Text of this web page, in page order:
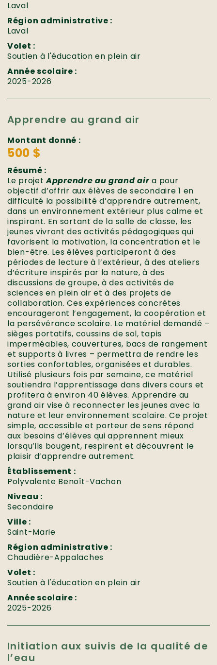
Laval
Région administrative :
Laval
Volet :
Soutien à l'éducation en plein air
Année scolaire :
2025-2026
Apprendre au grand air
Montant donné :
500 $
Résumé :
Le projetApprendre au grand aira pour
objectif d’offrir aux élèves de secondaire 1 en
difficulté la possibilité d’apprendre autrement,
dans un environnement extérieur plus calme et
inspirant. En sortant de la salle de classe, les
jeunes vivront des activités pédagogiques qui
favorisent la motivation, la concentration et le
bien-être. Les élèves participeront à des
périodes de lecture à l’extérieur, à des ateliers
d’écriture inspirés par la nature, à des
discussions de groupe, à des activités de
sciences en plein air et à des projets de
collaboration. Ces expériences concrètes
encourageront l’engagement, la coopération et
la persévérance scolaire. Le matériel demandé –
sièges portatifs, coussins de sol, tapis
imperméables, couvertures, bacs de rangement
et supports à livres – permettra de rendre les
sorties confortables, organisées et durables.
Utilisé plusieurs fois par semaine, ce matériel
soutiendra l’apprentissage dans divers cours et
profitera à environ 40 élèves. Apprendre au
grand air vise à reconnecter les jeunes avec la
nature et leur environnement scolaire. Ce projet
simple, accessible et porteur de sens répond
aux besoins d’élèves qui apprennent mieux
lorsqu’ils bougent, respirent et découvrent le
plaisir d’apprendre autrement.
Établissement :
Polyvalente Benoît-Vachon
Niveau :
Secondaire
Ville :
Saint-Marie
Région administrative :
Chaudière-Appalaches
Volet :
Soutien à l'éducation en plein air
Année scolaire :
2025-2026
Initiation aux suivis de la qualité de
l’eau